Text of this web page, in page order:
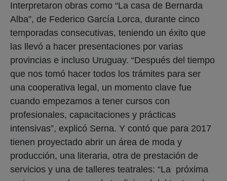
Interpretaron obras como “La casa de Bernarda
Alba”, de Federico García Lorca, durante cinco
temporadas consecutivas, teniendo un éxito que
las llevó a hacer presentaciones por varias
provincias e incluso Uruguay. “Después del tiempo
que nos tomó hacer todos los trámites para ser
una cooperativa legal, un momento clave fue
cuando empezamos a tener cursos con
profesionales, capacitaciones y prácticas
intensivas”, explicó Serna. Y contó que para 2017
tienen proyectado abrir un área de moda y
producción, una literaria, otra de prestación de
servicios y una de talleres teatrales: “La próxima